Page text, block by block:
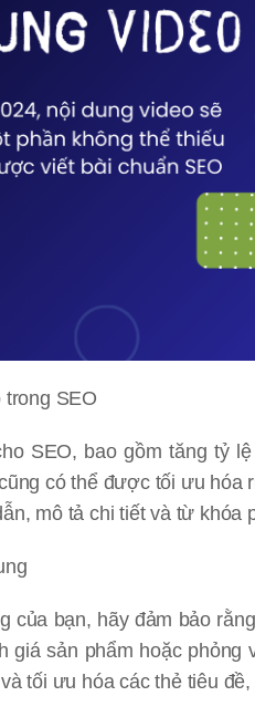
SEO
SEO, bao gồm tăng tỷ
có thể được tối ưu
mô tả chi tiết và từ khóa
của bạn, hãy đảm bảo
giá sản phẩm hoặc phỏng
tối ưu hóa các thẻ tiêu